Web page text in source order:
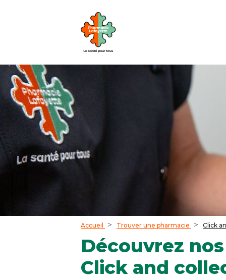
Accueil Trouver une pharmacie Click
Découvrez
Click and